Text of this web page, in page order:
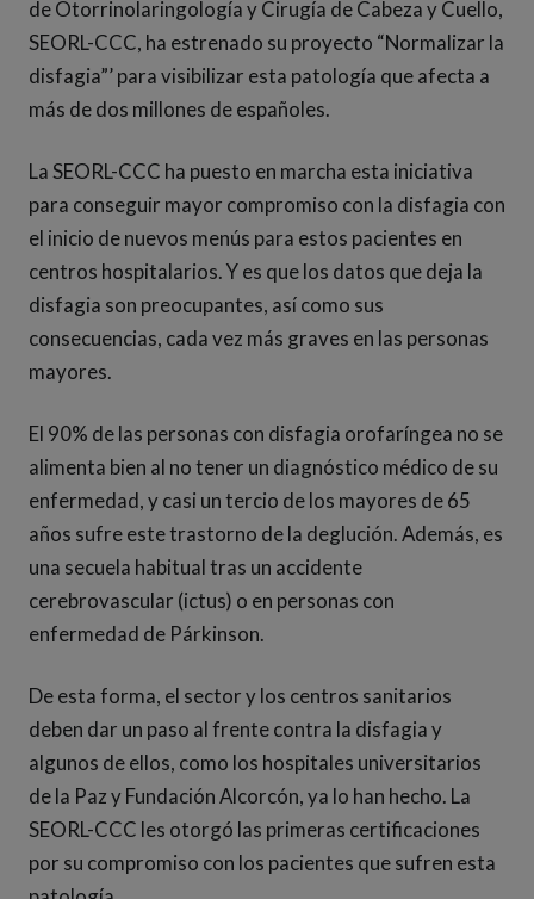
de Otorrinolaringología y Cirugía de Cabeza y Cuello,
SEORL-CCC, ha estrenado su proyecto “Normalizar la
disfagia”’ para visibilizar esta patología que afecta a
más de dos millones de españoles.
La SEORL-CCC ha puesto en marcha esta iniciativa
para conseguir mayor compromiso con la disfagia con
el inicio de nuevos menús para estos pacientes en
centros hospitalarios. Y es que los datos que deja la
disfagia son preocupantes, así como sus
consecuencias, cada vez más graves en las personas
mayores.
El 90% de las personas con disfagia orofaríngea no se
alimenta bien al no tener un diagnóstico médico de su
enfermedad, y casi un tercio de los mayores de 65
años sufre este trastorno de la deglución. Además, es
una secuela habitual tras un accidente
cerebrovascular (ictus) o en personas con
enfermedad de Párkinson.
De esta forma, el sector y los centros sanitarios
deben dar un paso al frente contra la disfagia y
algunos de ellos, como los hospitales universitarios
de la Paz y Fundación Alcorcón, ya lo han hecho. La
SEORL-CCC les otorgó las primeras certificaciones
por su compromiso con los pacientes que sufren esta